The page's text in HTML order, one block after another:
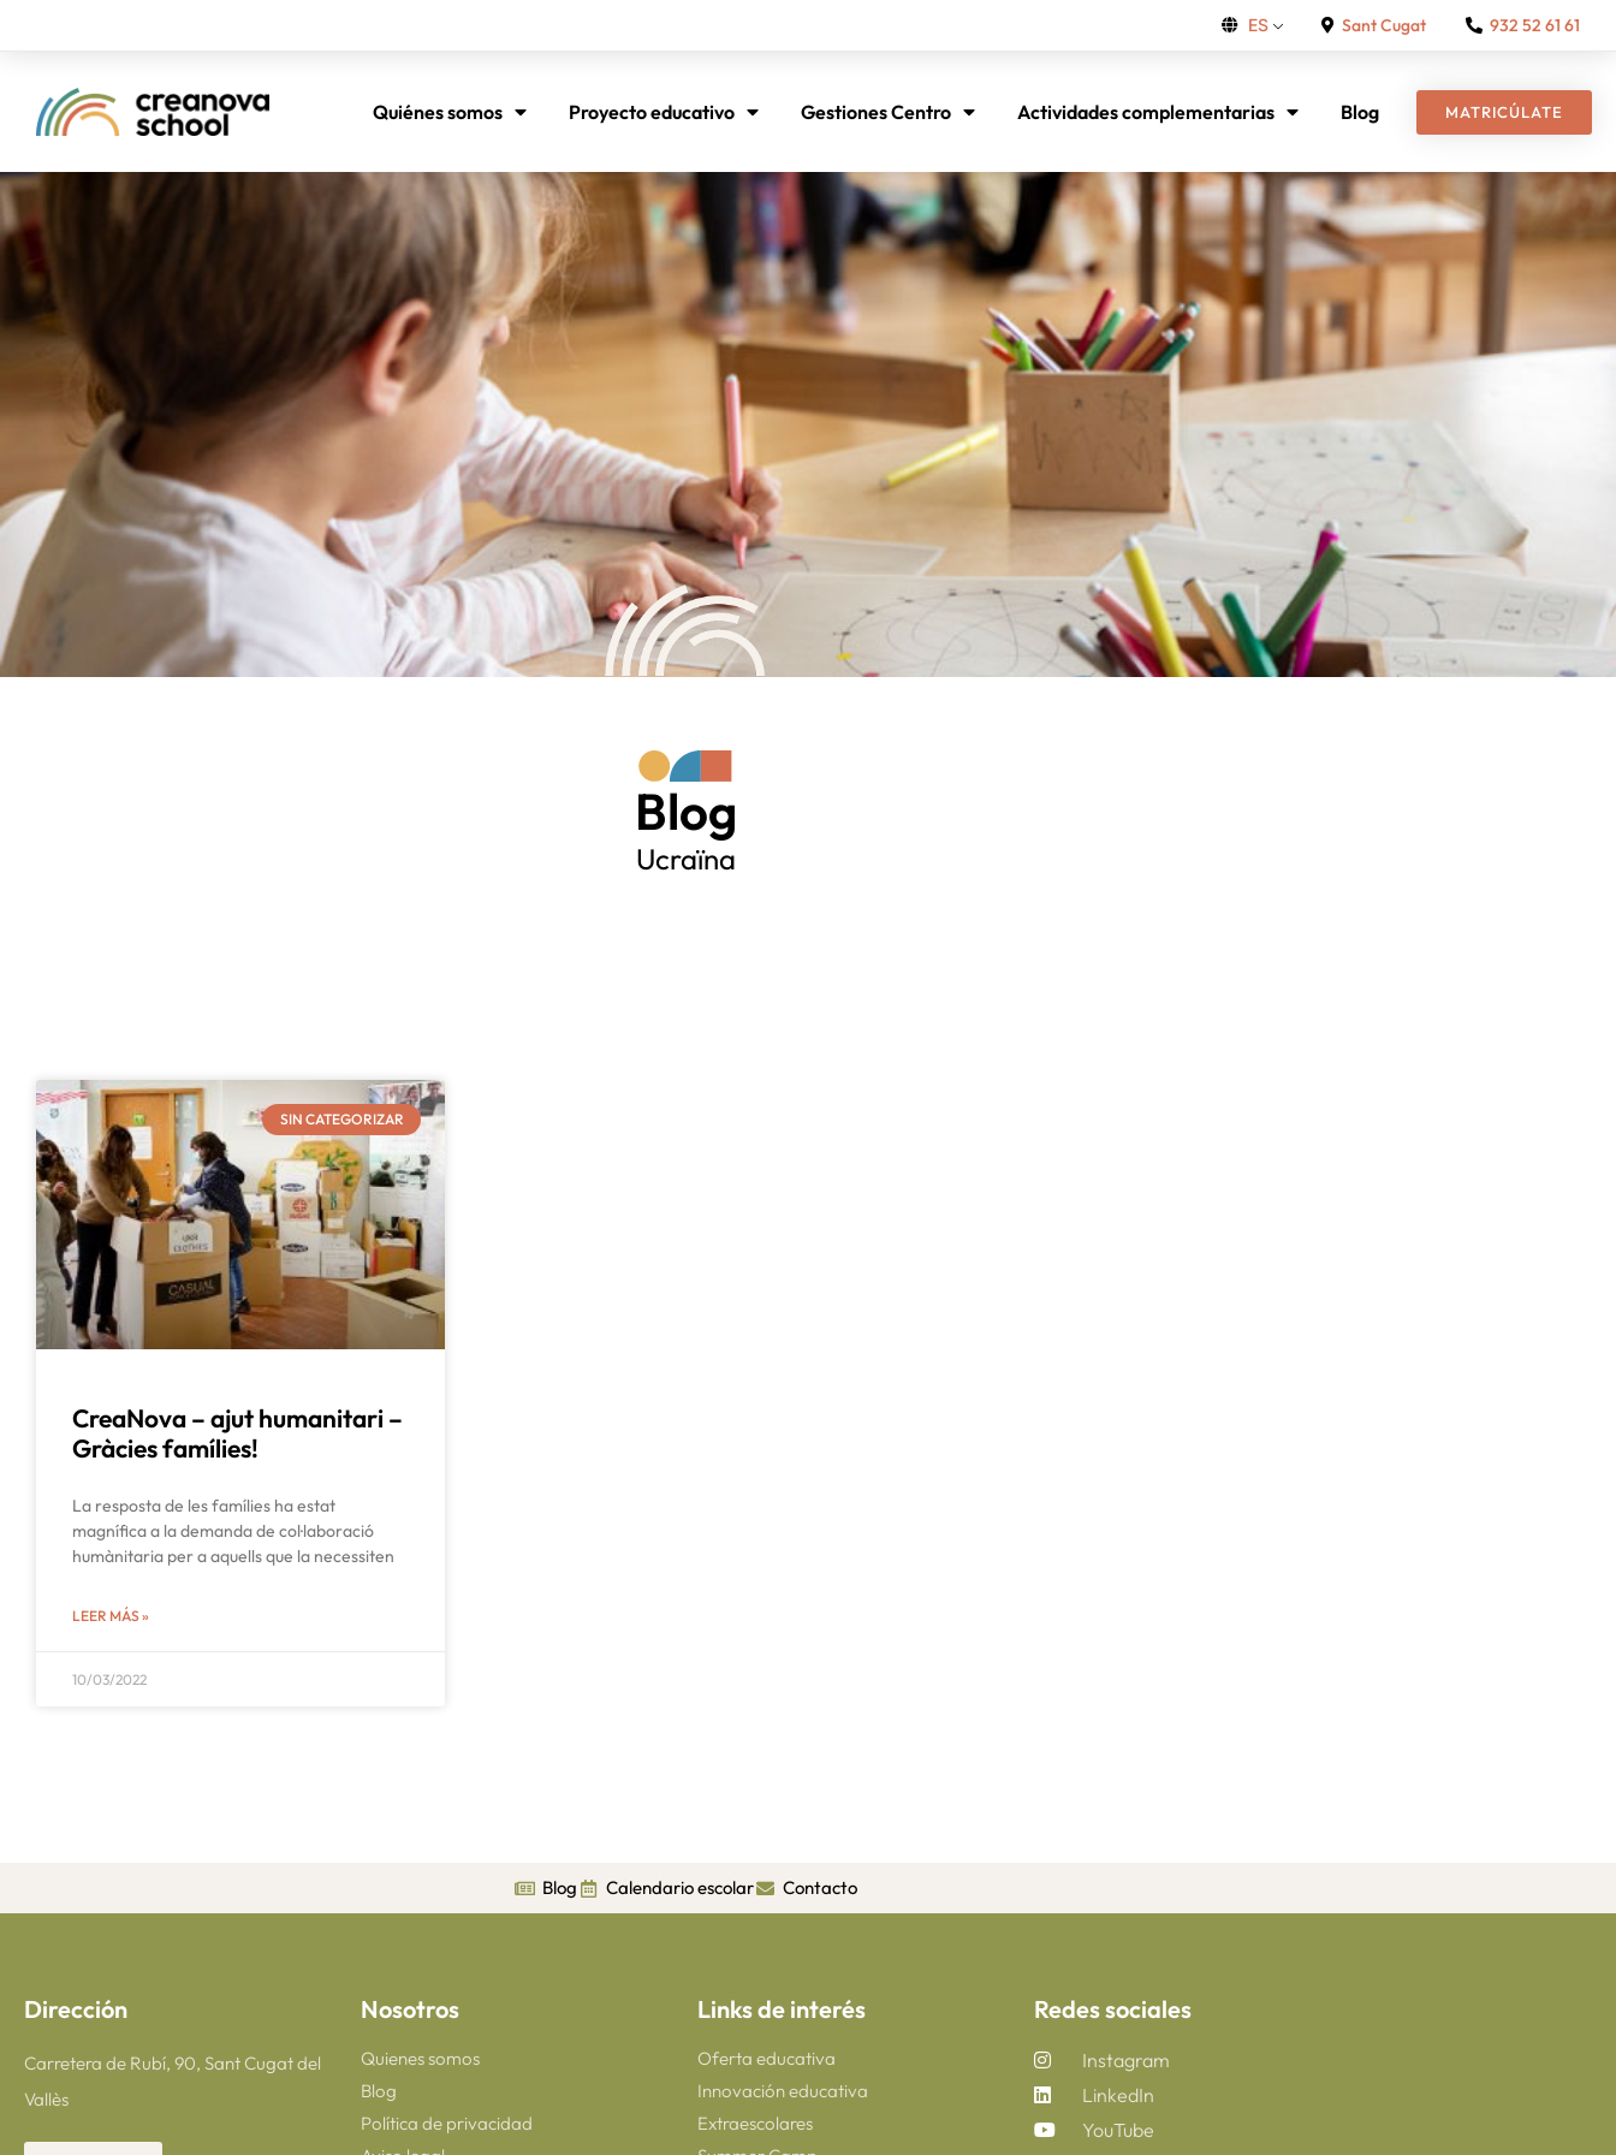
ES Sant Cugat 932 52 61 61
Quiénes somos Proyecto educativo Gestiones Centro Actividades complementarias Blog MATRICÚLATE
Blog
Ucraïna
SIN CATEGORIZAR
CreaNova – ajut humanitari –
Gràcies famílies!
La resposta de les famílies ha estat
magnífica a la demanda de col·laboració
humànitaria per a aquells que la necessiten
LEER MÁS »
10/03/2022
Blog Calendario escolar Contacto
Dirección
Carretera de Rubí, 90, Sant Cugat del
Vallès
Nosotros
Quienes somos
Blog
Política de privacidad
Links de interés
Oferta educativa
Innovación educativa
Extraescolares
Redes sociales
Instagram
LinkedIn
YouTube